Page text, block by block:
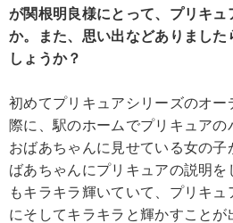
が関根明良様にとって、プリキ
か。また、思い出などありまし
しょうか？
初めてプリキュアシリーズのオー
際に、駅のホームでプリキュア
おばあちゃんに見せている女の
ばあちゃんにプリキュアの説明を
もキラキラ輝いていて、プリキ
にそしてキラキラと輝かすこと